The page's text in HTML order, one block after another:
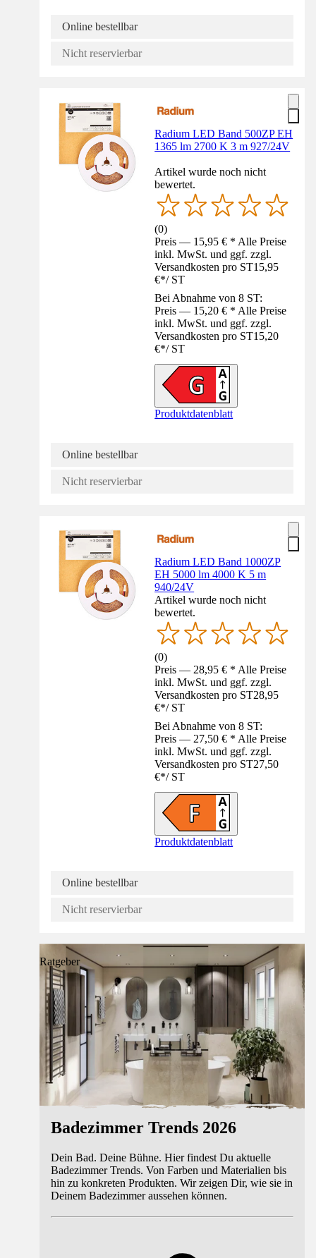
Online bestellbar
Nicht reservierbar
Radium LED Band 500ZP EH
1365 lm 2700 K 3 m 927/24V
Artikel wurde noch nicht
bewertet.
(0)
Preis — 15,95 € * Alle Preise
inkl. MwSt. und ggf. zzgl.
Versandkosten pro ST15,95
€*/ ST
Bei Abnahme von 8 ST:
Preis — 15,20 € * Alle Preise
inkl. MwSt. und ggf. zzgl.
Versandkosten pro ST15,20
€*/ ST
Produktdatenblatt
Online bestellbar
Nicht reservierbar
Radium LED Band 1000ZP
EH 5000 lm 4000 K 5 m
940/24V
Artikel wurde noch nicht
bewertet.
(0)
Preis — 28,95 € * Alle Preise
inkl. MwSt. und ggf. zzgl.
Versandkosten pro ST28,95
€*/ ST
Bei Abnahme von 8 ST:
Preis — 27,50 € * Alle Preise
inkl. MwSt. und ggf. zzgl.
Versandkosten pro ST27,50
€*/ ST
Produktdatenblatt
Online bestellbar
Nicht reservierbar
Ratgeber
Badezimmer Trends 2026
Dein Bad. Deine Bühne. Hier findest Du aktuelle
Badezimmer Trends. Von Farben und Materialien bis
hin zu konkreten Produkten. Wir zeigen Dir, wie sie in
Deinem Badezimmer aussehen können.